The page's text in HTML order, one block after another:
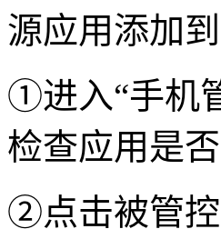
源应用添加
①进入“手机
检查应用是
②点击被管控